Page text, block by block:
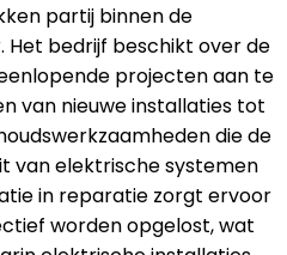
partij binnen de
bedrijf beschikt over de
projecten aan te
van nieuwe installaties tot
die de
van elektrische systemen
in reparatie zorgt ervoor
worden opgelost, wat